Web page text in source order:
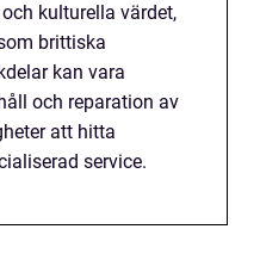
kulturella värdet,
brittiska
kan vara
och reparation av
att hitta
service.